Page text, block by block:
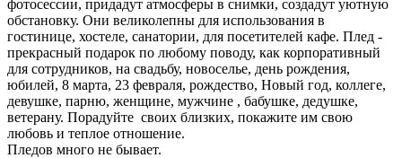
фотосессии, придадут атмосферы в снимки, создадут уютную
обстановку. Они великолепны для использования в
гостинице, хостеле, санатории, для посетителей кафе. Плед -
прекрасный подарок по любому поводу, как корпоративный
для сотрудников, на свадьбу, новоселье, день рождения,
юбилей, 8 марта, 23 февраля, рождество, Новый год, коллеге,
девушке, парню, женщине, мужчине , бабушке, дедушке,
ветерану. Порадуйте своих близких, покажите им свою
любовь и теплое отношение.
Пледов много не бывает.